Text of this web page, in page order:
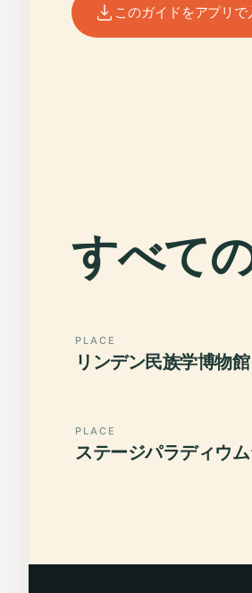
このガイドをアプリで
すべて
PLACE
リンデン民族学博物館
PLACE
ステージパラディウ